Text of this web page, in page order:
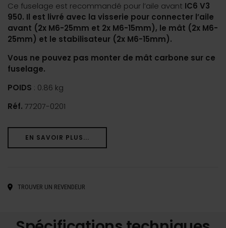
Ce fuselage est recommandé pour l’aile avant IC6 V3
950. Il est livré avec la visserie pour connecter l’aile
avant (2x M6-25mm et 2x M6-15mm), le mât (2x M6-
25mm) et le stabilisateur (2x M6-15mm).
Vous ne pouvez pas monter de mât carbone sur ce
fuselage.
POIDS : 0.86 kg
Réf. 77207-0201
EN SAVOIR PLUS...
TROUVER UN REVENDEUR